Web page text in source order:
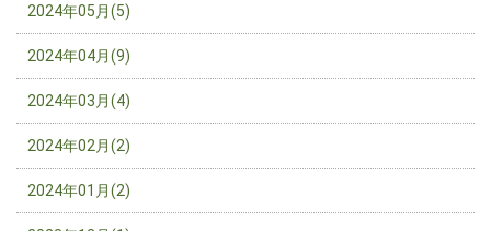
2024年05月(5)
2024年04月(9)
2024年03月(4)
2024年02月(2)
2024年01月(2)